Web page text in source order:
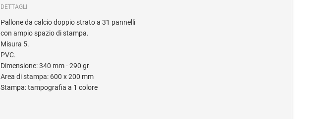
DETTAGLI
Pallone da calcio doppio strato a 31 pannelli
con ampio spazio di stampa.
Misura 5.
PVC.
Dimensione: 340 mm - 290 gr
Area di stampa: 600 x 200 mm
Stampa: tampografia a 1 colore